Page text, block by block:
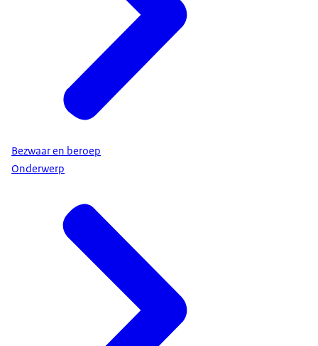
Bezwaar en beroep
Onderwerp